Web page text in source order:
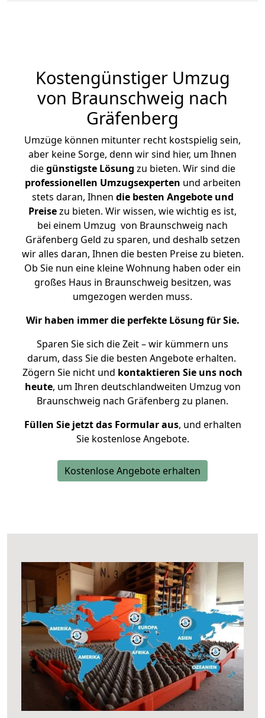
Kostengünstiger Umzug
von Braunschweig nach
Gräfenberg
Umzüge können mitunter recht kostspielig sein,
aber keine Sorge, denn wir sind hier, um Ihnen
diegünstigste Lösung zu bieten. Wir sind die
professionellen Umzugsexperten und arbeiten
stets daran, Ihnen die besten Angebote und
Preisezu bieten. Wir wissen, wie wichtig es ist,
bei einem Umzug von Braunschweig nach
Gräfenberg Geld zu sparen, und deshalb setzen
wir alles daran, Ihnen die besten Preise zu bieten.
Ob Sie nun eine kleine Wohnung haben oder ein
großes Haus in Braunschweig besitzen, was
umgezogen werden muss.
Wir haben immer die perfekte Lösung für Sie.
Sparen Sie sich die Zeit – wir kümmern uns
darum, dass Sie die besten Angebote erhalten.
Zögern Sie nicht und kontaktieren Sie uns noch
heute, um Ihren deutschlandweiten Umzug von
Braunschweig nach Gräfenberg zu planen.
Füllen Sie jetzt das Formular aus, und erhalten
Sie kostenlose Angebote.
Kostenlose Angebote erhalten